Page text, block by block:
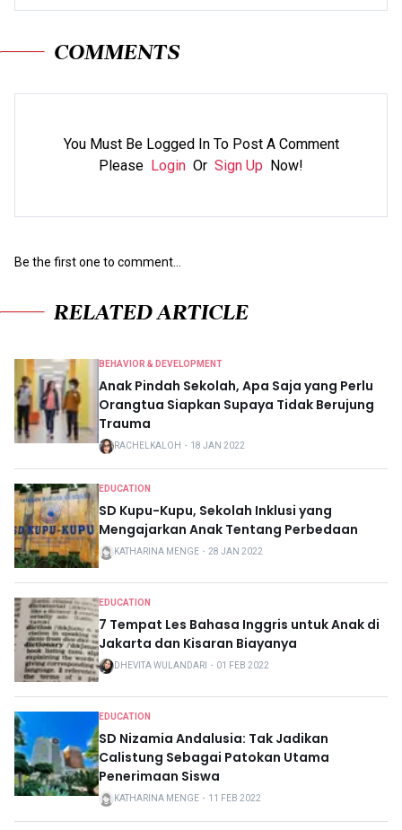
COMMENTS
You Must Be Logged In To Post A Comment
Please Login Or Sign Up Now!
Be the first one to comment...
RELATED ARTICLE
BEHAVIOR & DEVELOPMENT
Anak Pindah Sekolah, Apa Saja yang Perlu
Orangtua Siapkan Supaya Tidak Berujung
Trauma
RACHELKALOH ・ 18 JAN 2022
EDUCATION
SD Kupu-Kupu, Sekolah Inklusi yang
Mengajarkan Anak Tentang Perbedaan
KATHARINA MENGE ・ 28 JAN 2022
EDUCATION
7 Tempat Les Bahasa Inggris untuk Anak di
Jakarta dan Kisaran Biayanya
DHEVITA WULANDARI ・ 01 FEB 2022
EDUCATION
SD Nizamia Andalusia: Tak Jadikan
Calistung Sebagai Patokan Utama
Penerimaan Siswa
KATHARINA MENGE ・ 11 FEB 2022